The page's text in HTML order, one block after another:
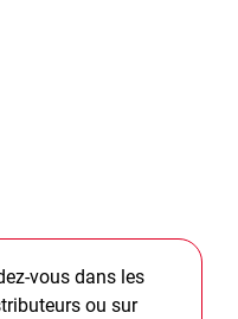
vous dans les
ou sur